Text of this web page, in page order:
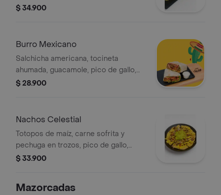
guacamole.
$ 34.900
Burro Mexicano
Salchicha americana, tocineta
ahumada, guacamole, pico de gallo,
jalapeños y papa cabello de ángel.
$ 28.900
Nachos Celestial
Totopos de maíz, carne sofrita y
pechuga en trozos, pico de gallo,
guacamole artesanal y queso cheddar
$ 33.900
Mazorcadas